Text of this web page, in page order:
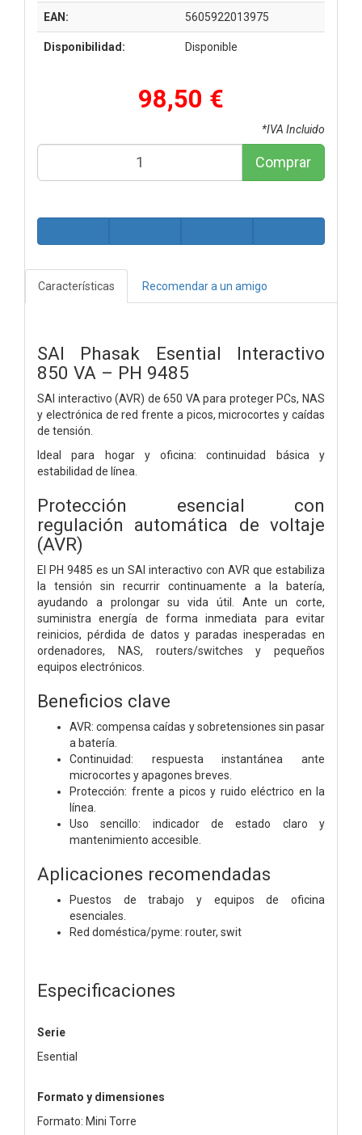
EAN: 5605922013975
Disponibilidad: Disponible
98,50 €
*IVA Incluido
Comprar
Características Recomendar a un amigo
SAI Phasak Esential Interactivo
850 VA – PH 9485
SAI interactivo (AVR) de 650 VA para proteger PCs, NAS
y electrónica de red frente a picos, microcortes y caídas
de tensión.
Ideal para hogar y oficina: continuidad básica y
estabilidad de línea.
Protección esencial con
regulación automática de voltaje
(AVR)
El PH 9485 es un SAI interactivo con AVR que estabiliza
la tensión sin recurrir continuamente a la batería,
ayudando a prolongar su vida útil. Ante un corte,
suministra energía de forma inmediata para evitar
reinicios, pérdida de datos y paradas inesperadas en
ordenadores, NAS, routers/switches y pequeños
equipos electrónicos.
Beneficios clave
AVR: compensa caídas y sobretensiones sin pasar
a batería.
Continuidad: respuesta instantánea ante
microcortes y apagones breves.
Protección: frente a picos y ruido eléctrico en la
línea.
Uso sencillo: indicador de estado claro y
mantenimiento accesible.
Aplicaciones recomendadas
Puestos de trabajo y equipos de oficina
esenciales.
Red doméstica/pyme: router, swit
Especificaciones
Serie
Esential
Formato y dimensiones
Formato: Mini Torre